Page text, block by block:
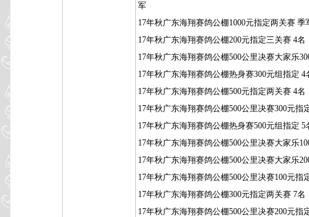
军
17年秋广东海翔赛鸽公棚1000元指定两关赛 季
17年秋广东海翔赛鸽公棚200元指定三关赛 4名
17年秋广东海翔赛鸽公棚500公里决赛大家乐
17年秋广东海翔赛鸽公棚热身赛300元组指定 4
17年秋广东海翔赛鸽公棚500元指定两关赛 4名
17年秋广东海翔赛鸽公棚500公里决赛300元指
17年秋广东海翔赛鸽公棚热身赛500元组指定 5
17年秋广东海翔赛鸽公棚500公里决赛大家乐
17年秋广东海翔赛鸽公棚500公里决赛大家乐
17年秋广东海翔赛鸽公棚500公里决赛100元指
17年秋广东海翔赛鸽公棚300元指定两关赛 7名
17年秋广东海翔赛鸽公棚500公里决赛200元指